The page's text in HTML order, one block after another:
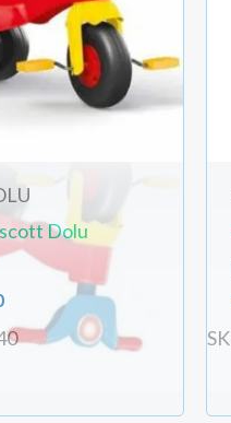
Dolu